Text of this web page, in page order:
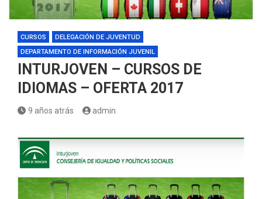
CURSOS
DELEGACIÓN DE JUVENTUD
DEPARTAMENTO DE INFORMACIÓN JUVENIL
INTURJOVEN – CURSOS DE
IDIOMAS – OFERTA 2017
9 años atrás admin